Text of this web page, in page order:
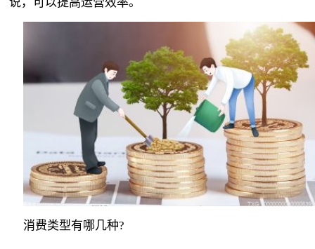
说，可以提高运营效率。
消费类型有哪几种?